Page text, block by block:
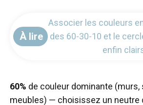
À lire
Associer les couleurs
des 60-30-10 et le
enfin
60% de couleur dominante (murs,
meubles) — choisissez un neutre